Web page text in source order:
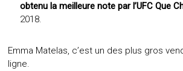
obtenu la meilleure note par l’UFC Que
2018.
Emma Matelas, c’est un des plus gros
ligne.